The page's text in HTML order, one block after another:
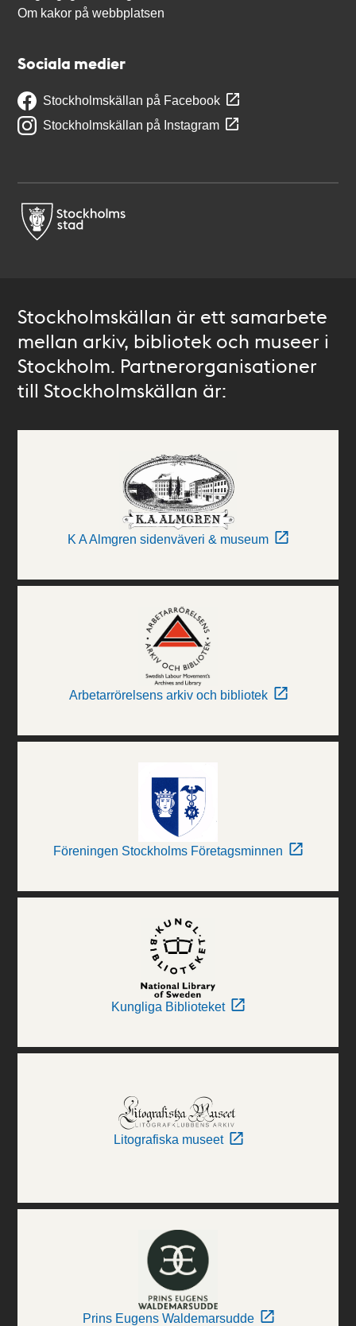
Om kakor på webbplatsen
Sociala medier
Stockholmskällan på Facebook
Stockholmskällan på Instagram
Stockholmskällan är ett samarbete
mellan arkiv, bibliotek och museer i
Stockholm. Partnerorganisationer
till Stockholmskällan är:
K A Almgren sidenväveri & museum
Arbetarrörelsens arkiv och bibliotek
Föreningen Stockholms Företagsminnen
Kungliga Biblioteket
Litografiska museet
Prins Eugens Waldemarsudde